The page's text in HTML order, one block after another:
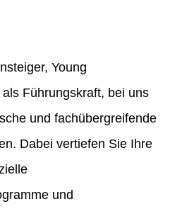
Young
Führungskraft, bei uns
und fachübergreifende
Dabei vertiefen Sie Ihre
und